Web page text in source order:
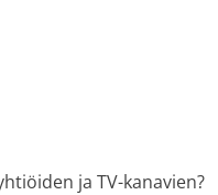
ja TV-kanavien?